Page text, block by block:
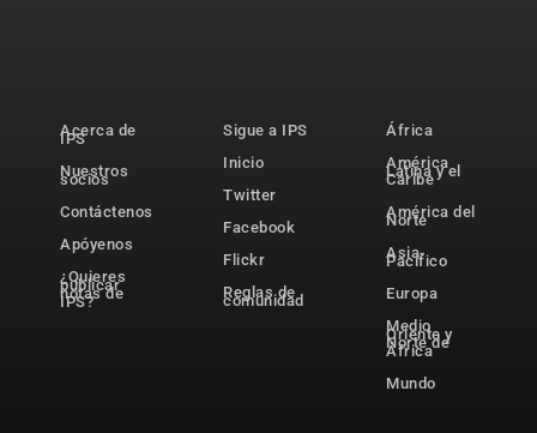
Acerca de
IPS
Nuestros
socios
Contáctenos
Apóyenos
¿Quieres
publicar
notas de
IPS?
Sigue a IPS
Inicio
Twitter
Facebook
Flickr
Reglas de
comunidad
África
América
Latina y el
Caribe
América del
Norte
Asia-
Pacífico
Europa
Medio
Oriente y
Norte de
África
Mundo